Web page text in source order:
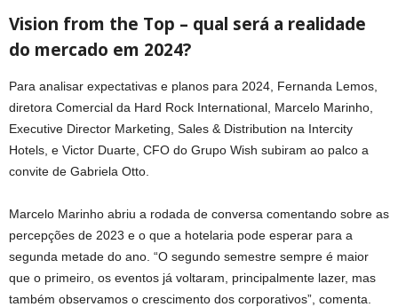
Vision from the Top – qual será a realidade
do mercado em 2024?
Para analisar expectativas e planos para 2024, Fernanda Lemos,
diretora Comercial da Hard Rock International, Marcelo Marinho,
Executive Director Marketing, Sales & Distribution na Intercity
Hotels, e Victor Duarte, CFO do Grupo Wish subiram ao palco a
convite de Gabriela Otto.
Marcelo Marinho abriu a rodada de conversa comentando sobre as
percepções de 2023 e o que a hotelaria pode esperar para a
segunda metade do ano. “O segundo semestre sempre é maior
que o primeiro, os eventos já voltaram, principalmente lazer, mas
também observamos o crescimento dos corporativos”, comenta.